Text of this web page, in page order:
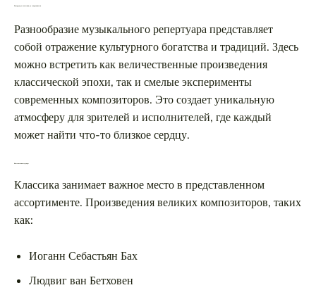
Репертуар: от классики до современности
Разнообразие музыкального репертуара представляет
собой отражение культурного богатства и традиций. Здесь
можно встретить как величественные произведения
классической эпохи, так и смелые эксперименты
современных композиторов. Это создает уникальную
атмосферу для зрителей и исполнителей, где каждый
может найти что-то близкое сердцу.
Классические шедевры
Классика занимает важное место в представленном
ассортименте. Произведения великих композиторов, таких
как:
Иоганн Себастьян Бах
Людвиг ван Бетховен